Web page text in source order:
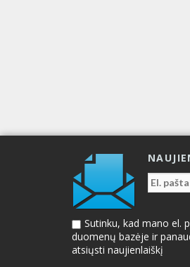
Sutinku, kad mano el.
duomenų bazėje ir
atsiųsti naujienlaiškį